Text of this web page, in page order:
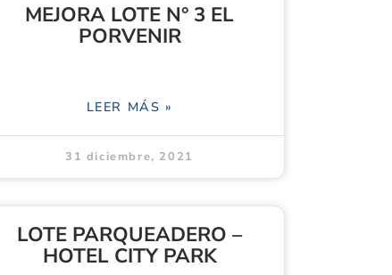
MEJORA LOTE N° 3 EL
PORVENIR
LEER MÁS »
31 diciembre, 2021
LOTE PARQUEADERO –
HOTEL CITY PARK